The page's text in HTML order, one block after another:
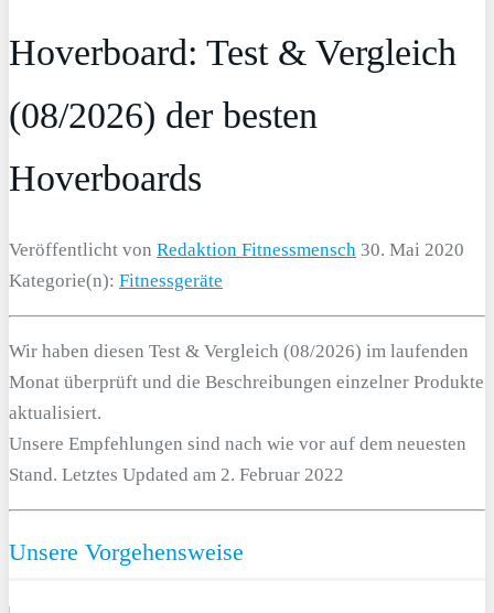
Hoverboard: Test & Vergleich
(08/2026) der besten
Hoverboards
Veröffentlicht von Redaktion Fitnessmensch 30. Mai 2020
Kategorie(n): Fitnessgeräte
Wir haben diesen Test & Vergleich (08/2026) im laufenden
Monat überprüft und die Beschreibungen einzelner Produkte
aktualisiert.
Unsere Empfehlungen sind nach wie vor auf dem neuesten
Stand. Letztes Updated am 2. Februar 2022
Unsere Vorgehensweise